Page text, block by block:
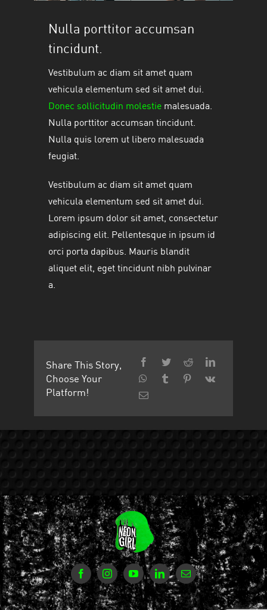
Nulla porttitor accumsan
tincidunt.
Vestibulum ac diam sit amet quam
vehicula elementum sed sit amet dui.
Donec sollicitudin molestiemalesuada.
Nulla porttitor accumsan tincidunt.
Nulla quis lorem ut libero malesuada
feugiat.
Vestibulum ac diam sit amet quam
vehicula elementum sed sit amet dui.
Lorem ipsum dolor sit amet, consectetur
adipiscing elit. Pellentesque in ipsum id
orci porta dapibus. Mauris blandit
aliquet elit, eget tincidunt nibh pulvinar
a.
Share This Story,
Choose Your
Platform!